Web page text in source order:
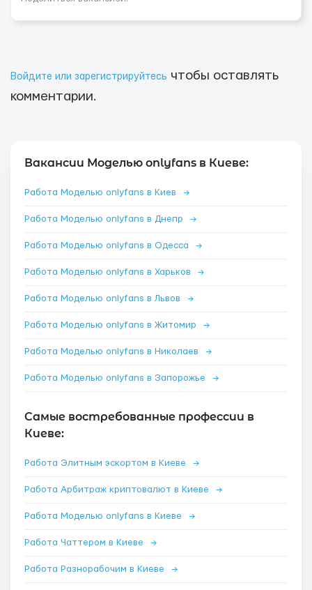
Войдите или зарегистрируйтесь чтобы оставлять
комментарии.
Вакансии Моделью onlyfans в Киеве:
Работа Моделью onlyfans в Киев →
Работа Моделью onlyfans в Днепр →
Работа Моделью onlyfans в Одесса →
Работа Моделью onlyfans в Харьков →
Работа Моделью onlyfans в Львов →
Работа Моделью onlyfans в Житомир →
Работа Моделью onlyfans в Николаев →
Работа Моделью onlyfans в Запорожье →
Самые востребованные профессии в
Киеве:
Работа Элитным эскортом в Киеве →
Работа Арбитраж криптовалют в Киеве →
Работа Моделью onlyfans в Киеве →
Работа Чаттером в Киеве →
Работа Разнорабочим в Киеве →